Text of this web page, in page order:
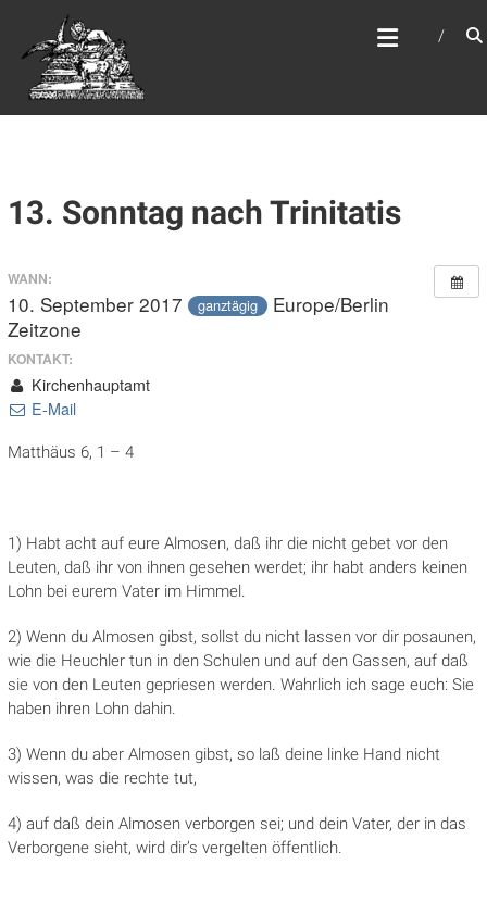
springen
WEBSITE DES
APOSTELAMTES JESU
CHRISTI KÖR
13. Sonntag nach Trinitatis
WANN:
10. September 2017 ganztägig
Europe/Berlin
Zeitzone
KONTAKT:
Kirchenhauptamt
E-Mail
Matthäus 6, 1 – 4
1) Habt acht auf eure Almosen, daß ihr die nicht gebet vor den
Leuten, daß ihr von ihnen gesehen werdet; ihr habt anders keinen
Lohn bei eurem Vater im Himmel.
2) Wenn du Almosen gibst, sollst du nicht lassen vor dir posaunen,
wie die Heuchler tun in den Schulen und auf den Gassen, auf daß
sie von den Leuten gepriesen werden. Wahrlich ich sage euch: Sie
haben ihren Lohn dahin.
3) Wenn du aber Almosen gibst, so laß deine linke Hand nicht
wissen, was die rechte tut,
4) auf daß dein Almosen verborgen sei; und dein Vater, der in das
Verborgene sieht, wird dir’s vergelten öffentlich.